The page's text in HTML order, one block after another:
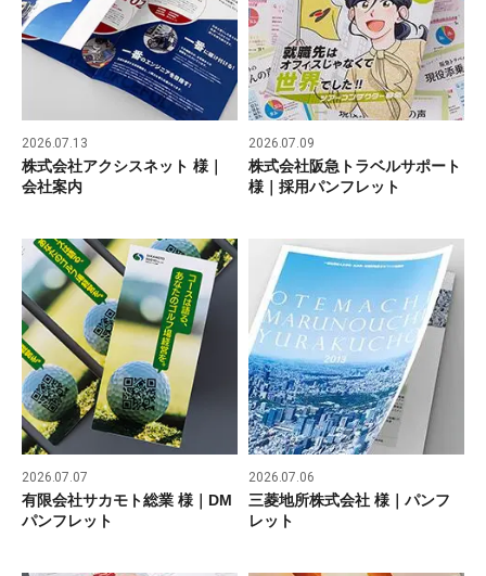
2026.07.13
株式会社アクシスネット 様｜
会社案内
2026.07.09
株式会社阪急トラベルサポート
様｜採用パンフレット
2026.07.07
有限会社サカモト総業 様｜DM
パンフレット
2026.07.06
三菱地所株式会社 様｜パンフ
レット